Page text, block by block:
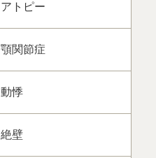
アトピー
顎関節症
動悸
絶壁